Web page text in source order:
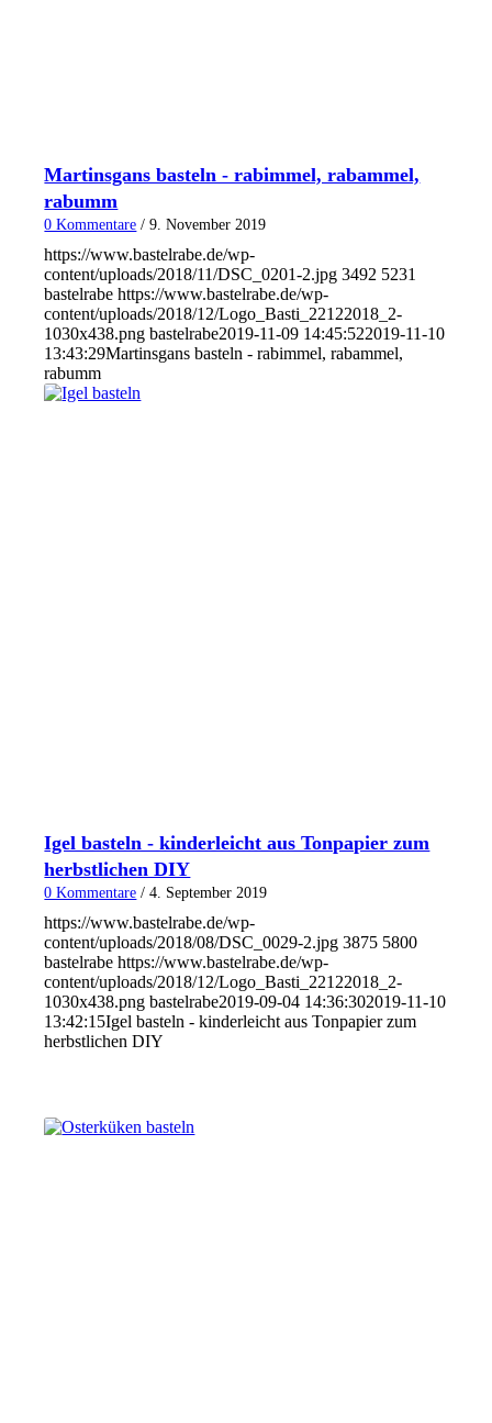
Martinsgans basteln - rabimmel, rabammel,
rabumm
0 Kommentare / 9. November 2019
https://www.bastelrabe.de/wp-
content/uploads/2018/11/DSC_0201-2.jpg 3492 5231
bastelrabe https://www.bastelrabe.de/wp-
content/uploads/2018/12/Logo_Basti_22122018_2-
1030x438.png bastelrabe2019-11-09 14:45:522019-11-10
13:43:29Martinsgans basteln - rabimmel, rabammel,
rabumm
Igel basteln - kinderleicht aus Tonpapier zum
herbstlichen DIY
0 Kommentare / 4. September 2019
https://www.bastelrabe.de/wp-
content/uploads/2018/08/DSC_0029-2.jpg 3875 5800
bastelrabe https://www.bastelrabe.de/wp-
content/uploads/2018/12/Logo_Basti_22122018_2-
1030x438.png bastelrabe2019-09-04 14:36:302019-11-10
13:42:15Igel basteln - kinderleicht aus Tonpapier zum
herbstlichen DIY